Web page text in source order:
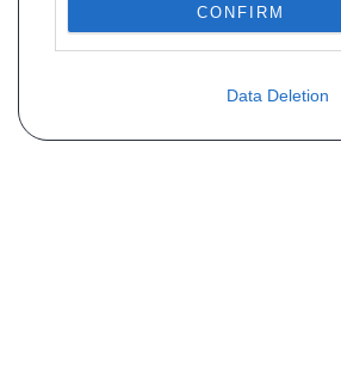
CONFIRM
Data Deletion